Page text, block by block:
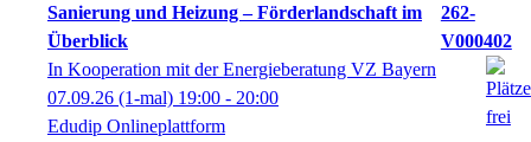
Sanierung und Heizung – Förderlandschaft im
Überblick
262-
V000402
In Kooperation mit der Energieberatung VZ Bayern
07.09.26 (1-mal) 19:00 - 20:00
Edudip Onlineplattform